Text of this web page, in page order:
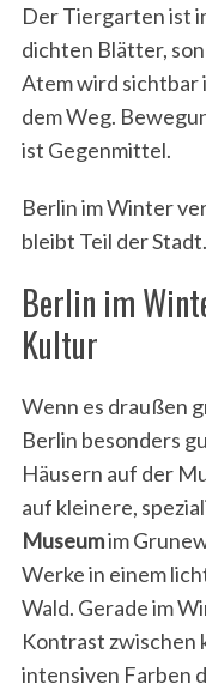
Der Tiergarten ist
dichten Blätter,
Atem wird sichtbar
dem Weg.
ist Gegenmittel.
Berlin im Winter
bleibt Teil der Stadt.
Berlin im
Kultur
Wenn es draußen
Berlin besonders
Häusern auf der
auf kleinere,
Museumim
Werke in einem
Wald. Gerade im
Kontrast zwischen
intensiven Farben